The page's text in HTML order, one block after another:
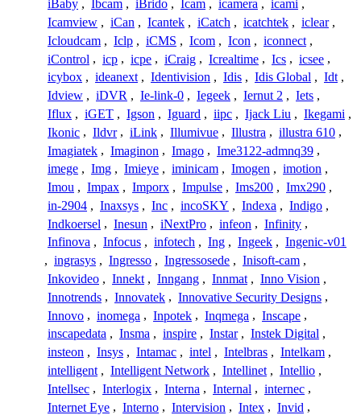
iBaby , Ibcam , iBrido , Icam , icamera , icami ,
Icamview , iCan , Icantek , iCatch , icatchtek , iclear ,
Icloudcam , Iclp , iCMS , Icom , Icon , iconnect ,
iControl , icp , icpe , iCraig , Icrealtime , Ics , icsee ,
icybox , ideanext , Identivision , Idis , Idis Global , Idt ,
Idview , iDVR , Ie-link-0 , Iegeek , Iernut 2 , Iets ,
Iflux , iGET , Igson , Iguard , iipc , Ijack Liu , Ikegami ,
Ikonic , Ildvr , iLink , Illumivue , Illustra , illustra 610 ,
Imagiatek , Imaginon , Imago , Ime3122-admnq39 ,
imege , Img , Imieye , iminicam , Imogen , imotion ,
Imou , Impax , Imporx , Impulse , Ims200 , Imx290 ,
in-2904 , Inaxsys , Inc , incoSKY , Indexa , Indigo ,
Indkoersel , Inesun , iNextPro , infeon , Infinity ,
Infinova , Infocus , infotech , Ing , Ingeek , Ingenic-v01
, ingrasys , Ingresso , Ingressosede , Inisoft-cam ,
Inkovideo , Innekt , Inngang , Innmat , Inno Vision ,
Innotrends , Innovatek , Innovative Security Designs ,
Innovo , inomega , Inpotek , Inqmega , Inscape ,
inscapedata , Insma , inspire , Instar , Instek Digital ,
insteon , Insys , Intamac , intel , Intelbras , Intelkam ,
intelligent , Intelligent Network , Intellinet , Intellio ,
Intellsec , Interlogix , Interna , Internal , internec ,
Internet Eye , Interno , Intervision , Intex , Invid ,